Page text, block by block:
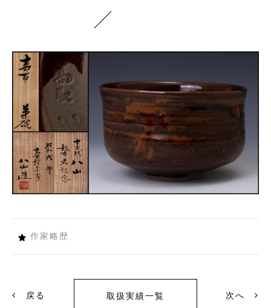
作家略歴
戻る 取扱実績一覧 次へ